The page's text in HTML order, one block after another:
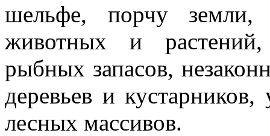
шельфе, порчу земли,
животных и
рыбных запасов,
деревьев и
лесных массивов.